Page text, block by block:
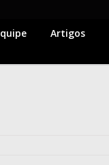
Artigos